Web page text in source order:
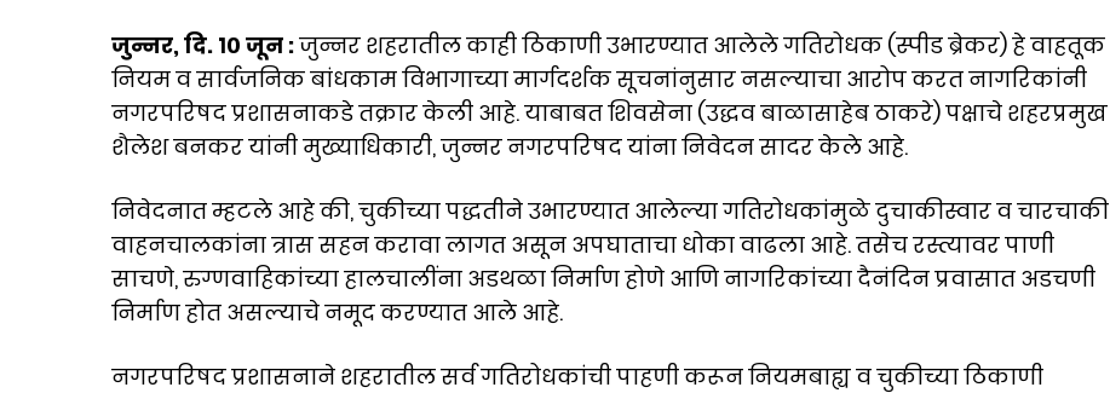
जुन्नर, दि. १० जून :जुन्नर शहरातील काही ठिकाणी उभारण्यात आलेले गतिरोधक (स्पीड ब्रेकर) हे वाहतूक
नियम व सार्वजनिक बांधकाम विभागाच्या मार्गदर्शक सूचनांनुसार नसल्याचा आरोप करत नागरिकांनी
नगरपरिषद प्रशासनाकडे तक्रार केली आहे. याबाबत शिवसेना (उद्धव बाळासाहेब ठाकरे) पक्षाचे शहरप्रमुख
शैलेश बनकर यांनी मुख्याधिकारी, जुन्नर नगरपरिषद यांना निवेदन सादर केले आहे.
निवेदनात म्हटले आहे की, चुकीच्या पद्धतीने उभारण्यात आलेल्या गतिरोधकांमुळे दुचाकीस्वार व चारचाकी
वाहनचालकांना त्रास सहन करावा लागत असून अपघाताचा धोका वाढला आहे. तसेच रस्त्यावर पाणी
साचणे, रुग्णवाहिकांच्या हालचालींना अडथळा निर्माण होणे आणि नागरिकांच्या दैनंदिन प्रवासात अडचणी
निर्माण होत असल्याचे नमूद करण्यात आले आहे.
नगरपरिषद प्रशासनाने शहरातील सर्व गतिरोधकांची पाहणी करून नियमबाह्य व चुकीच्या ठिकाणी